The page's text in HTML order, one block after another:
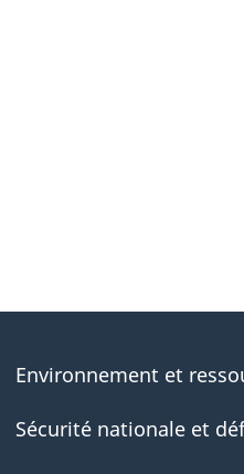
Environnement et
Sécurité nationale et